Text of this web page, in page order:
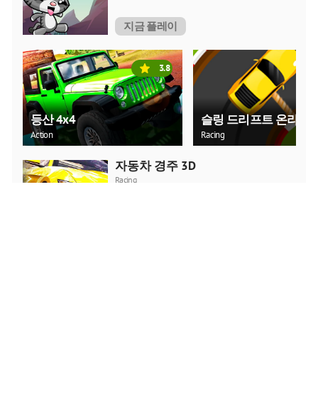
지금 플레이
등산 4x4
Action
3.8
슬링 드리프트 온라인
Racing
자동차 경주 3D
Racing